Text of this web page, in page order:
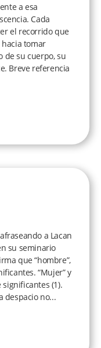
a esa
Cada
el recorrido que
hacia tomar
de su cuerpo, su
Breve referencia
a Lacan
su seminario
que “hombre”,
“Mujer” y
significantes (1).
despacio no...